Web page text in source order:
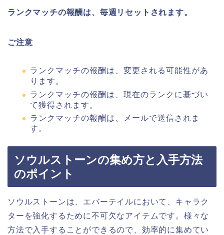
ランクマッチの報酬は、毎週リセットされます。
ご注意
ランクマッチの報酬は、変更される可能性があ
ります。
ランクマッチの報酬は、現在のランクに基づい
て獲得されます。
ランクマッチの報酬は、メールで送信されま
す。
ソウルストーンの集め方と入手方法
のポイント
ソウルストーンは、エバーテイルにおいて、キャラク
ターを強化するために不可欠なアイテムです。様々な
方法で入手することができるので、効率的に集めてい